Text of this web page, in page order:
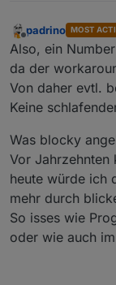
Offline
padrino MOST
Also, ein
da der
Von daher evtl.
Keine
Was blocky
Vor Jahrzehnten
heute würde ich
mehr durch
So isses wie
oder wie auch